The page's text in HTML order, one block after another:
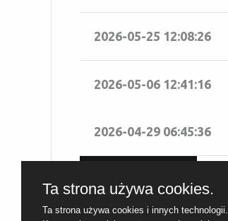
2026-05-25 12:08:26
2026-05-06 12:41:16
2026-04-29 06:45:36
Ta strona używa cookies.
Ta strona używa cookies i innych technologii.